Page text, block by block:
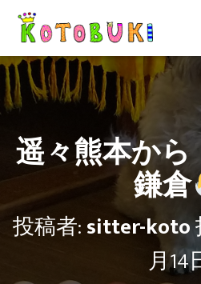
遥々熊本から
鎌倉
投稿者:sitter-koto
月14